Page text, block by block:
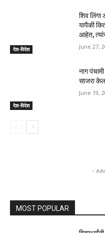
देश-विदेश
शिव लिंगा
यापैकी
आहेत,
June 27,
देश-विदेश
नाग
साजरा
June 19,
-
MOST POPULAR